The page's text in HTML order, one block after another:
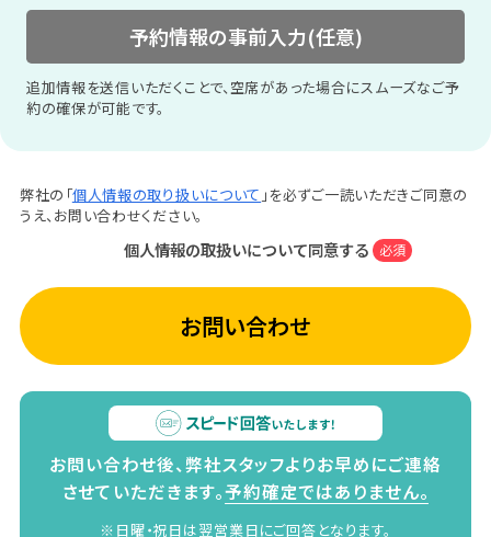
予約情報の事前入力(任意)
追加情報を送信いただくことで、空席があった場合にスムーズなご予
約の確保が可能です。
弊社の「個人情報の取り扱いについて 」を必ずご一読いただきご同意の
うえ、お問い合わせください。
個人情報の取扱いについて同意する 必須
お問い合わせ
お問い合わせ後、弊社スタッフよりお早めにご連絡
させていただきます。予約確定ではありません。
※日曜・祝日は翌営業日にご回答となります。